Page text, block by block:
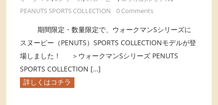
PEANUTS SPORTS COLLECTION
0 Comments
期間限定・数量限定で、ウォークマンSシリーズに
スヌーピー（PENUTS）SPORTS COLLECTIONモデルが登
場しました！ ＞ウォークマンSシリーズ PENUTS
SPORTS COLLECTION […]
詳しくはコチラ